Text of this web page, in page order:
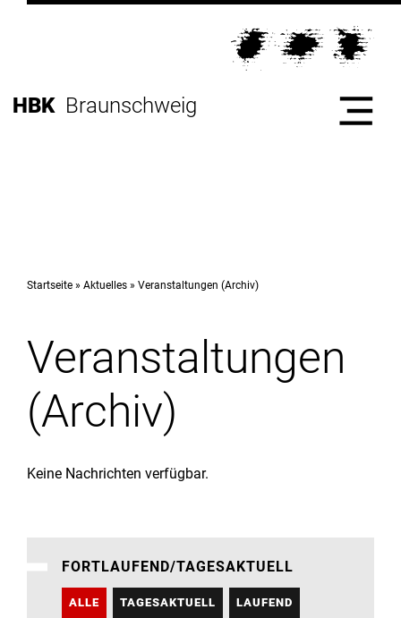
Inhalt
zur
Direkt
HBK Braunschweig
Hochschule
Studium
Institute
Forschung
Aktuelles
Startseite Aktuelles Veranstaltungen (Archiv)
Veranstaltungen
(Archiv)
Keine Nachrichten verfügbar.
FORTLAUFEND/TAGESAKTUELL
ALLE TAGESAKTUELL LAUFEND